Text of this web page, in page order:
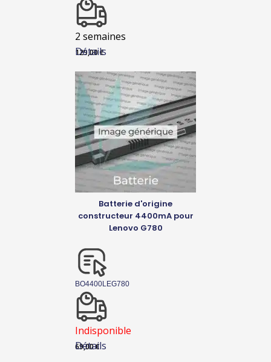
Détails
2 semaines
129,00€
Détails
Batterie d'origine
constructeur 4400mA pour
Lenovo G780
BO4400LEG780
Indisponible
69,00€